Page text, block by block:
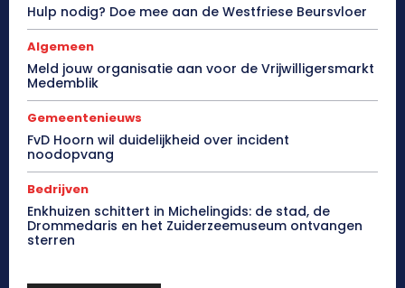
Hulp nodig? Doe mee aan de Westfriese Beursvloer
Algemeen
Meld jouw organisatie aan voor de Vrijwilligersmarkt
Medemblik
Gemeentenieuws
FvD Hoorn wil duidelijkheid over incident
noodopvang
Bedrijven
Enkhuizen schittert in Michelingids: de stad, de
Drommedaris en het Zuiderzeemuseum ontvangen
sterren